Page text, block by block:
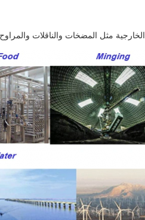
الخارجية مثل المضخات والناقلات